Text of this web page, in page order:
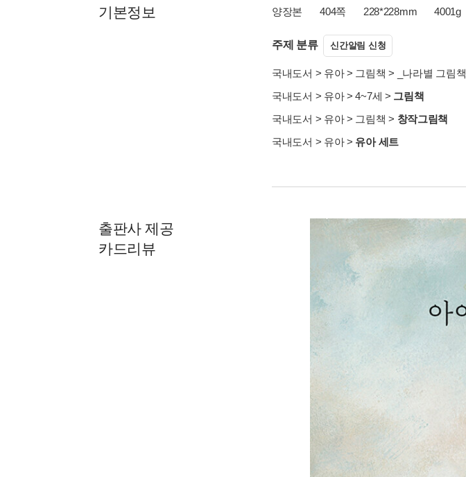
기본정보 양장본 404쪽 228*228mm 4001g
주제 분류 신간알림 신청
국내도서 > 유아> 그림책 > _나라별 그림책
국내도서 > 유아>4~7세 > 그림책
국내도서 > 유아> 그림책 > 창작그림책
국내도서 > 유아> 유아 세트
출판사 제공
카드리뷰